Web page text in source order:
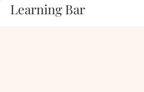
Learning Bar